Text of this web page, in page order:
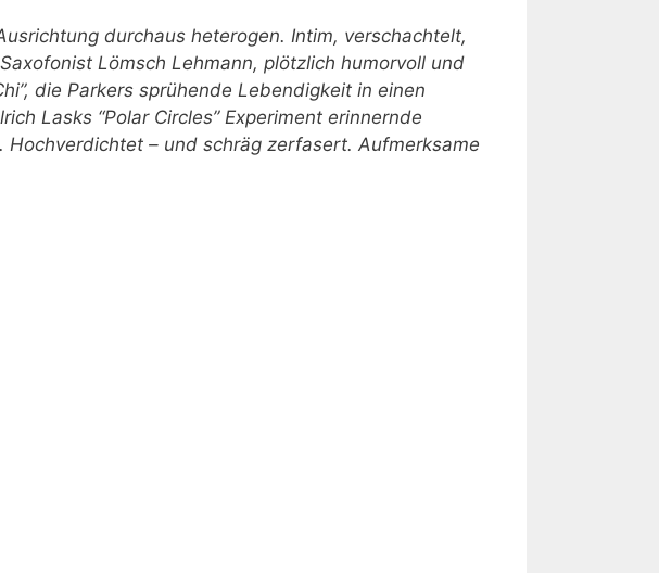
durchaus heterogen. Intim, verschachtelt,
Lömsch Lehmann, plötzlich humorvoll und
die Parkers sprühende Lebendigkeit in einen
Lasks “Polar Circles” Experiment erinnernde
– und schräg zerfasert. Aufmerksame